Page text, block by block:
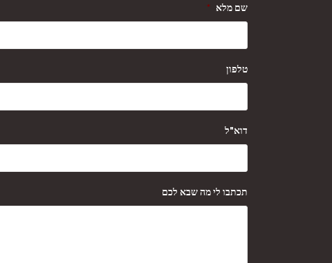
שם מלא *
טלפון
דוא"ל
תכתבו לי מה שבא לכם